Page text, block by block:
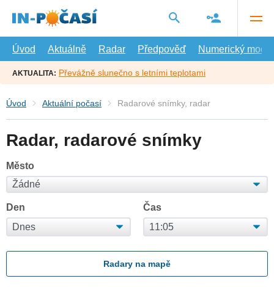
hlavní
Úvod
Aktuálně Radar Předpověď Numerický model
AKTUALITA: Převážně slunečno s letními teplotami
Úvod Aktuální počasí Radarové snímky, radar
Radar, radarové snímky
Město
Den Čas
Radary na mapě